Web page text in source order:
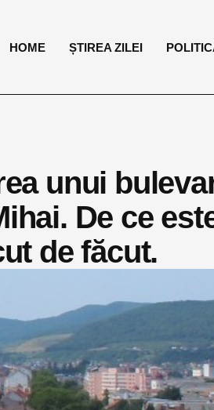
HOME ȘTIREA ZILEI
unui
De ce
de făcut.